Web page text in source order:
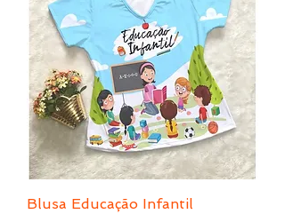
Blusa Educação Infantil